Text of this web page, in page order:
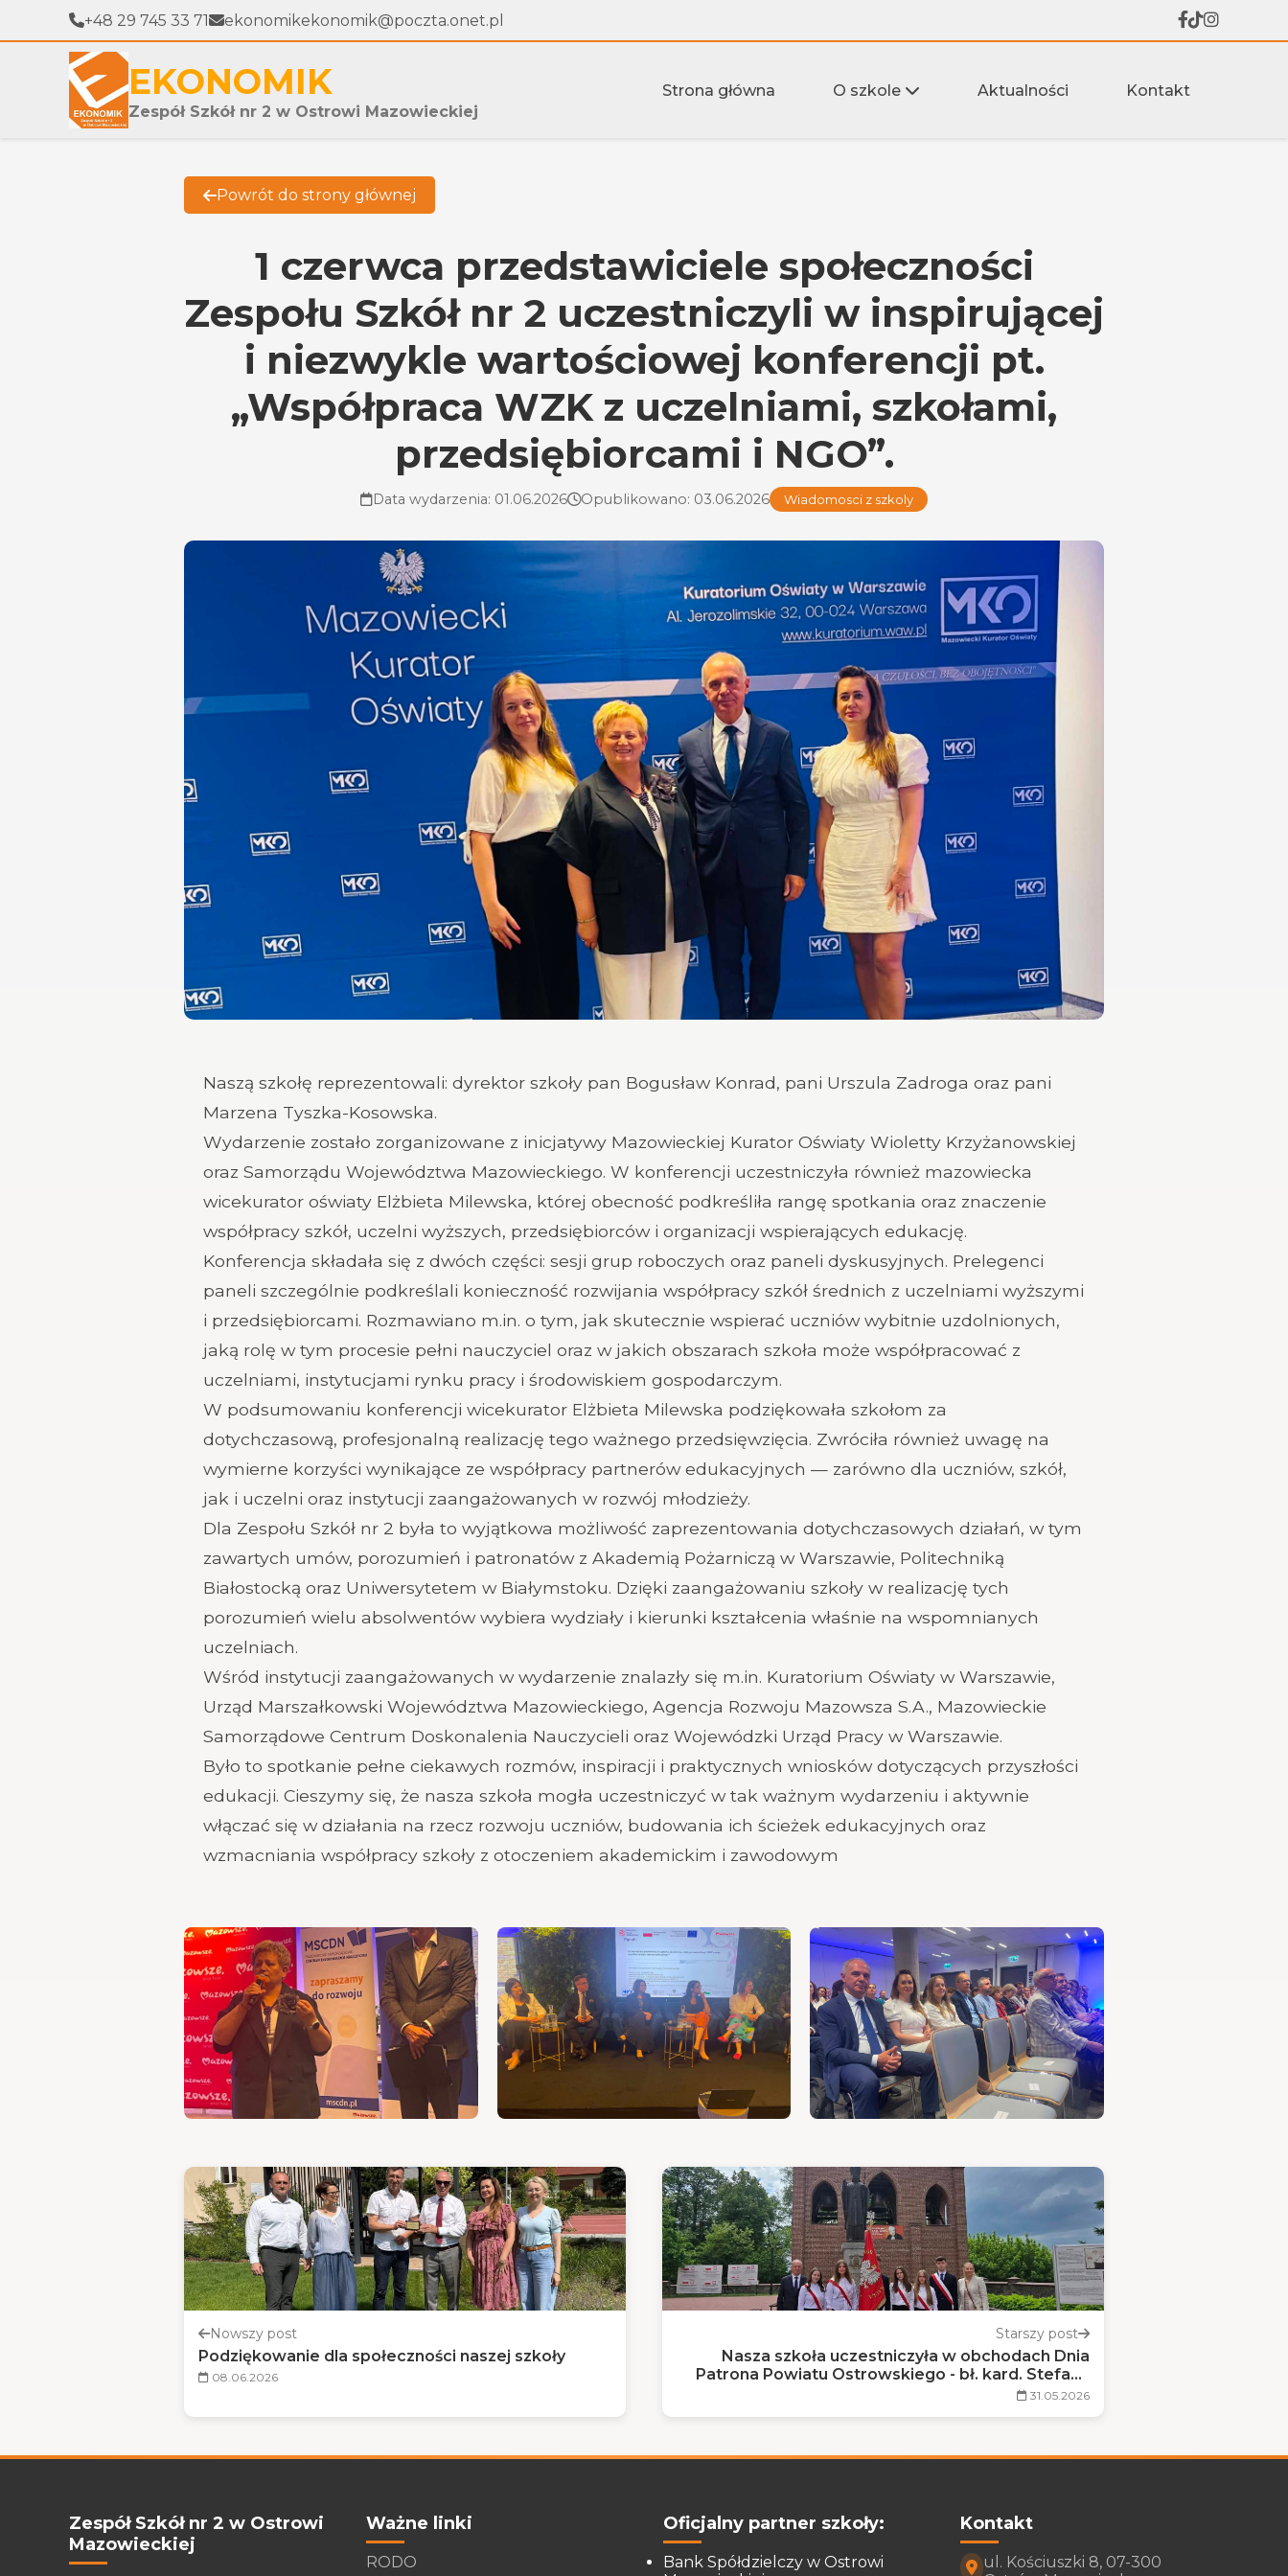
+48 29 745 33 71 ekonomikekonomik@poczta.onet.pl
EKONOMIK
Zespół Szkół nr 2 w Ostrowi Mazowieckiej
Strona główna O szkole Aktualności Kontakt
Powrót do strony głównej
1 czerwca przedstawiciele społeczności
Zespołu Szkół nr 2 uczestniczyli w inspirującej
i niezwykle wartościowej konferencji pt.
„Współpraca WZK z uczelniami, szkołami,
przedsiębiorcami i NGO”.
Data wydarzenia: 01.06.2026 Opublikowano: 03.06.2026 Wiadomosci z szkoly
Naszą szkołę reprezentowali: dyrektor szkoły pan Bogusław Konrad, pani Urszula Zadroga oraz pani
Marzena Tyszka-Kosowska.
Wydarzenie zostało zorganizowane z inicjatywy Mazowieckiej Kurator Oświaty Wioletty Krzyżanowskiej
oraz Samorządu Województwa Mazowieckiego. W konferencji uczestniczyła również mazowiecka
wicekurator oświaty Elżbieta Milewska, której obecność podkreśliła rangę spotkania oraz znaczenie
współpracy szkół, uczelni wyższych, przedsiębiorców i organizacji wspierających edukację.
Konferencja składała się z dwóch części: sesji grup roboczych oraz paneli dyskusyjnych. Prelegenci
paneli szczególnie podkreślali konieczność rozwijania współpracy szkół średnich z uczelniami wyższymi
i przedsiębiorcami. Rozmawiano m.in. o tym, jak skutecznie wspierać uczniów wybitnie uzdolnionych,
jaką rolę w tym procesie pełni nauczyciel oraz w jakich obszarach szkoła może współpracować z
uczelniami, instytucjami rynku pracy i środowiskiem gospodarczym.
W podsumowaniu konferencji wicekurator Elżbieta Milewska podziękowała szkołom za
dotychczasową, profesjonalną realizację tego ważnego przedsięwzięcia. Zwróciła również uwagę na
wymierne korzyści wynikające ze współpracy partnerów edukacyjnych — zarówno dla uczniów, szkół,
jak i uczelni oraz instytucji zaangażowanych w rozwój młodzieży.
Dla Zespołu Szkół nr 2 była to wyjątkowa możliwość zaprezentowania dotychczasowych działań, w tym
zawartych umów, porozumień i patronatów z Akademią Pożarniczą w Warszawie, Politechniką
Białostocką oraz Uniwersytetem w Białymstoku. Dzięki zaangażowaniu szkoły w realizację tych
porozumień wielu absolwentów wybiera wydziały i kierunki kształcenia właśnie na wspomnianych
uczelniach.
Wśród instytucji zaangażowanych w wydarzenie znalazły się m.in. Kuratorium Oświaty w Warszawie,
Urząd Marszałkowski Województwa Mazowieckiego, Agencja Rozwoju Mazowsza S.A., Mazowieckie
Samorządowe Centrum Doskonalenia Nauczycieli oraz Wojewódzki Urząd Pracy w Warszawie.
Było to spotkanie pełne ciekawych rozmów, inspiracji i praktycznych wniosków dotyczących przyszłości
edukacji. Cieszymy się, że nasza szkoła mogła uczestniczyć w tak ważnym wydarzeniu i aktywnie
włączać się w działania na rzecz rozwoju uczniów, budowania ich ścieżek edukacyjnych oraz
wzmacniania współpracy szkoły z otoczeniem akademickim i zawodowym
Nowszy post
Podziękowanie dla społeczności naszej szkoły
08.06.2026
Starszy post
Nasza szkoła uczestniczyła w obchodach Dnia
Patrona Powiatu Ostrowskiego - bł. kard. Stefana
Wyszyńskiego
31.05.2026
Zespół Szkół nr 2 w Ostrowi
Mazowieckiej
Ważne linki
RODO
Oficjalny partner szkoły:
Bank Spółdzielczy w Ostrowi
Kontakt
ul. Kościuszki 8, 07-300